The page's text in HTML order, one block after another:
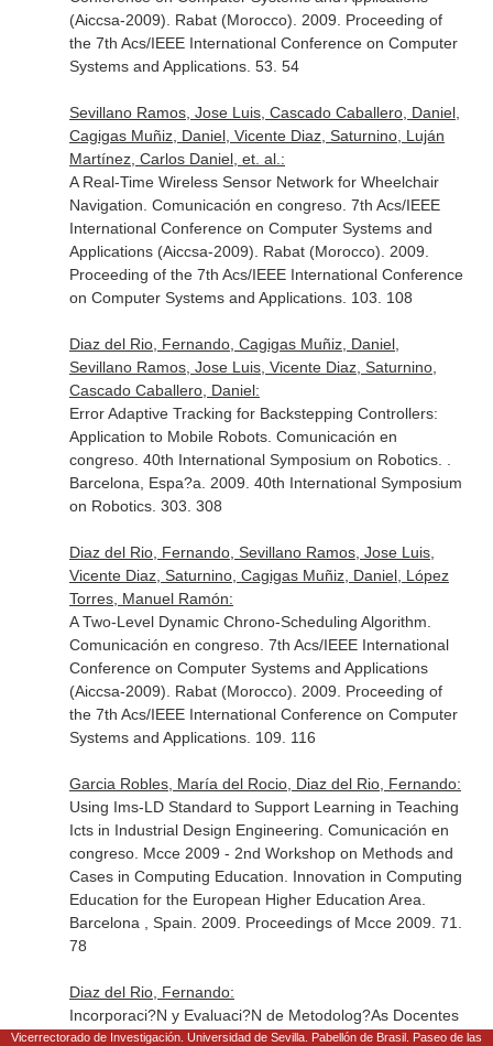
(Aiccsa-2009). Rabat (Morocco). 2009. Proceeding of
the 7th Acs/IEEE International Conference on Computer
Systems and Applications. 53. 54
Sevillano Ramos, Jose Luis, Cascado Caballero, Daniel,
Cagigas Muñiz, Daniel, Vicente Diaz, Saturnino, Luján
Martínez, Carlos Daniel, et. al.:
A Real-Time Wireless Sensor Network for Wheelchair
Navigation. Comunicación en congreso. 7th Acs/IEEE
International Conference on Computer Systems and
Applications (Aiccsa-2009). Rabat (Morocco). 2009.
Proceeding of the 7th Acs/IEEE International Conference
on Computer Systems and Applications. 103. 108
Diaz del Rio, Fernando, Cagigas Muñiz, Daniel,
Sevillano Ramos, Jose Luis, Vicente Diaz, Saturnino,
Cascado Caballero, Daniel:
Error Adaptive Tracking for Backstepping Controllers:
Application to Mobile Robots. Comunicación en
congreso. 40th International Symposium on Robotics. .
Barcelona, Espa?a. 2009. 40th International Symposium
on Robotics. 303. 308
Diaz del Rio, Fernando, Sevillano Ramos, Jose Luis,
Vicente Diaz, Saturnino, Cagigas Muñiz, Daniel, López
Torres, Manuel Ramón:
A Two-Level Dynamic Chrono-Scheduling Algorithm.
Comunicación en congreso. 7th Acs/IEEE International
Conference on Computer Systems and Applications
(Aiccsa-2009). Rabat (Morocco). 2009. Proceeding of
the 7th Acs/IEEE International Conference on Computer
Systems and Applications. 109. 116
Garcia Robles, María del Rocio, Diaz del Rio, Fernando:
Using Ims-LD Standard to Support Learning in Teaching
Icts in Industrial Design Engineering. Comunicación en
congreso. Mcce 2009 - 2nd Workshop on Methods and
Cases in Computing Education. Innovation in Computing
Education for the European Higher Education Area.
Barcelona , Spain. 2009. Proceedings of Mcce 2009. 71.
78
Diaz del Rio, Fernando:
Incorporaci?N y Evaluaci?N de Metodolog?As Docentes
Basadas en Actividades Acad?Micamente Dirigidas
Vicerrectorado de Investigación. Universidad de Sevilla. Pabellón de Brasil. Paseo de las